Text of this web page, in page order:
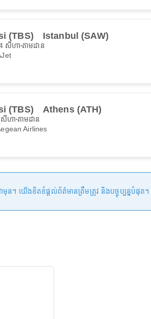
(TBS) Istanbul (SAW)
សីហា តាមដាន
(TBS) Athens (ATH)
សីហា តាមដាន
Airlines
ន។ យើងខិតខំផ្តល់ព័ត៌មានត្រឹមត្រូវ និងបច្ចុប្បន្នបំផុត។